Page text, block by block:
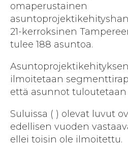
omaperustainen
21-kerroksinen
tulee 188 asuntoa.
ilmoitetaan
että asunnot
Suluissa ( ) olevat luvut
edellisen vuoden
ellei toisin ole ilmoitettu.